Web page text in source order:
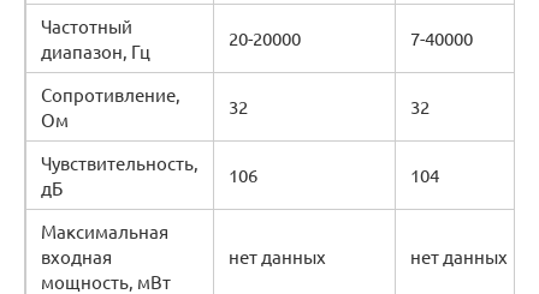
Частотный
диапазон, Гц
20-20000 7-40000
Сопротивление,
Ом
32 32
Чувствительность,
дБ
106 104
Максимальная
входная
мощность, мВт
нет данных нет данных